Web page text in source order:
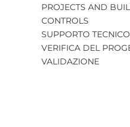
PROJECTS AND
CONTROLS
SUPPORTO
VERIFICA DEL
VALIDAZIONE